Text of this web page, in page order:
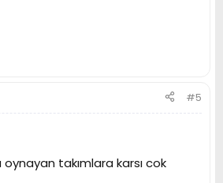
#5
takımlara karsı cok